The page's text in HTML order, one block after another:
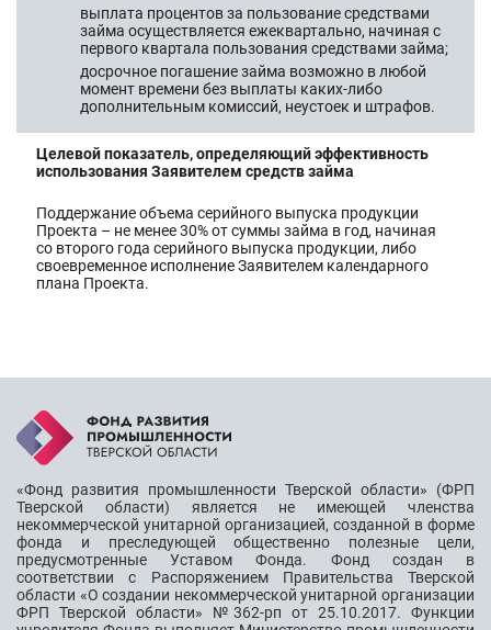
выплата процентов за пользование средствами
займа осуществляется ежеквартально, начиная с
первого квартала пользования средствами займа;
досрочное погашение займа возможно в любой
момент времени без выплаты каких-либо
дополнительным комиссий, неустоек и штрафов.
Целевой показатель, определяющий эффективность
использования Заявителем средств займа
Поддержание объема серийного выпуска продукции
Проекта – не менее 30% от суммы займа в год, начиная
со второго года серийного выпуска продукции, либо
своевременное исполнение Заявителем календарного
плана Проекта.
«Фонд развития промышленности Тверской области» (ФРП
Тверской области) является не имеющей членства
некоммерческой унитарной организацией, созданной в форме
фонда и преследующей общественно полезные цели,
предусмотренные Уставом Фонда. Фонд создан в
соответствии с Распоряжением Правительства Тверской
области «О создании некоммерческой унитарной организации
ФРП Тверской области» №362-рп от 25.10.2017. Функции